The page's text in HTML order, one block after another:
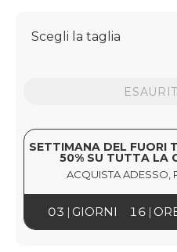
Scegli la taglia
SETTIMANA DEL FUORI
50% SU TUTTA LA
ACQUISTA ADESSO,
03 16
GIORNI